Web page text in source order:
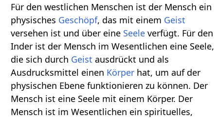
Für den westlichen Menschen ist der Mensch ein
physisches Geschöpf, das mit einem Geist
versehen ist und über eine Seele verfügt. Für den
Inder ist der Mensch im Wesentlichen eine Seele,
die sich durch Geist ausdrückt und als
Ausdrucksmittel einen Körper hat, um auf der
physischen Ebene funktionieren zu können. Der
Mensch ist eine Seele mit einem Körper. Der
Mensch ist im Wesentlichen ein spirituelles,